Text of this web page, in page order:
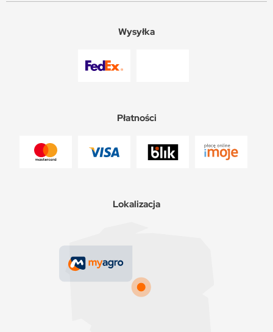
Wysyłka
Płatności
Lokalizacja